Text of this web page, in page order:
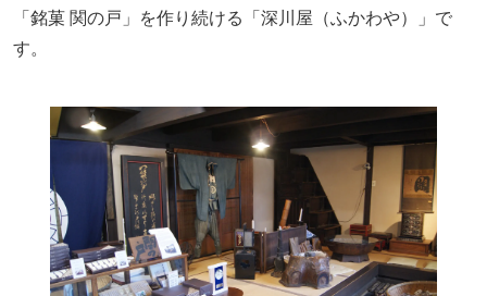
「銘菓 関の戸」を作り続ける「深川屋（ふかわや）」で
す。